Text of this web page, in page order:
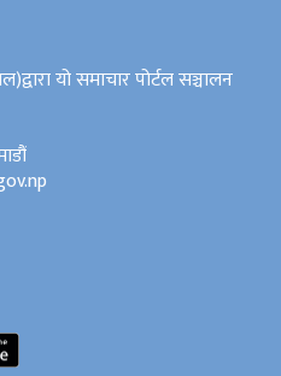
यो समाचार पोर्टल सञ्चालन